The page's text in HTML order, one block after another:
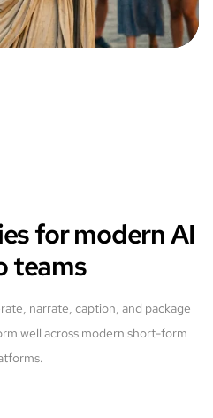
for modern AI
teams
narrate, caption, and package
well across modern short-form